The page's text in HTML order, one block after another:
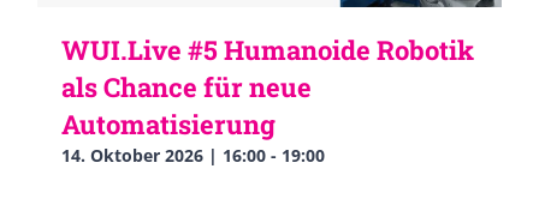
WUI.Live #5 Humanoide Robotik
als Chance für neue
Automatisierung
14. Oktober 2026 | 16:00 - 19:00